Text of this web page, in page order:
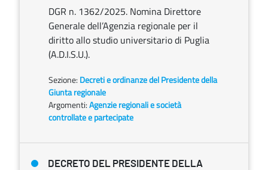
DGR n. 1362/2025. Nomina Direttore
Generale dell’Agenzia regionale per il
diritto allo studio universitario di Puglia
(A.D.I.S.U.).
Sezione: Decreti e ordinanze del Presidente della
Giunta regionale
Argomenti:Agenzie regionali e società
controllate e partecipate
DECRETO DEL PRESIDENTE DELLA